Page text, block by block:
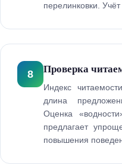
перелинковки.
8 Проверка
Индекс
длина
Оценка
предлагает
повышения